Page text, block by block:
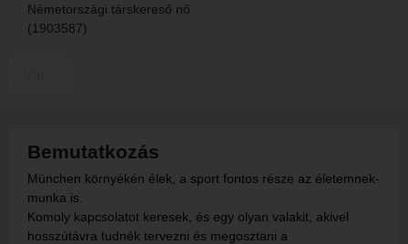
Németországi társkereső nő
(1903587)
Bemutatkozás
München környékén élek, a sport fontos része az életemnek-
munka is.
Komoly kapcsolatot keresek, és egy olyan valakit, akivel
hosszútávra tudnék tervezni és megosztani a